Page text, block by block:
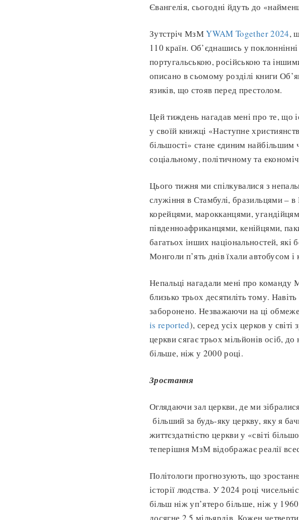
Євангелія, сьогодні йдуть до
Зутстріч МзМYWAM Together 2024,
110 країн. Об’єднашись у
португальською, російською та
описано в сьомому розділі книги
язиків, що стояв перед престолом.
Цей тиждень нагадав мені про те, що
у своїй книжці «Наступне
більшості» стане єдиним найбільшим
соціальному, політичному та
Цього тижня ми спілкувалися з
служіння в Стамбулі, бразильцями –
корейцями, марокканцями,
південноафриканцями, кенійцями,
багатьох інших національностей, які
Монголи п’ять днів їхали автобусом
Непальці нагадали мені про команду
близько трьох десятиліть тому.
заборонено. Незважаючи на ці
is reported), серед усіх церков у
церкви сягає трьох мільйонів осіб,
більше, ніж у 2000 році.
Зростання
Оглядаючи зал церкви, де ми
більший за будь-яку церкву, яку я
життєздатністю церкви у «світі
теперішня МзМ відображає реалії
Політологи прогнозують, що
історії людства. У 2024 році
більш ніж уп’ятеро більше, ніж у
досягне 2,5 мільярдів. Кожен